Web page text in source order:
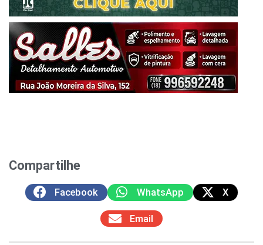
Compartilhe
Facebook WhatsApp X
Email